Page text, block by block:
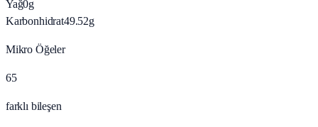
Yağ0g
Karbonhidrat49.52g
Mikro Öğeler
65
farklı bileşen